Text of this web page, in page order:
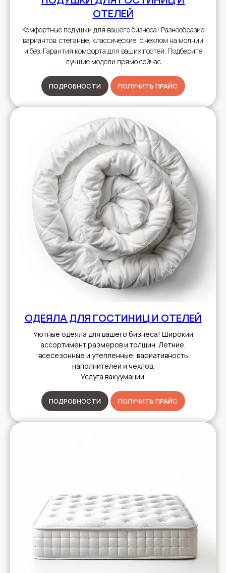
ОТЕЛЕЙ
Комфортные подушки для вашего бизнеса! Разнообразие
вариантов: стеганые, классические, с чехлом на молнии
и без. Гарантия комфорта для ваших гостей. Подберите
лучшие модели прямо сейчас
ПОДРОБНОСТИ ПОЛУЧИТЬ ПРАЙС
ОДЕЯЛА ДЛЯ ГОСТИНИЦ И ОТЕЛЕЙ
Уютные одеяла для вашего бизнеса! Широкий
ассортимент размеров и толщин. Летние,
всесезонные и утепленные, вариативность
наполнителей и чехлов.
Услуга вакуумации.
ПОДРОБНОСТИ ПОЛУЧИТЬ ПРАЙС